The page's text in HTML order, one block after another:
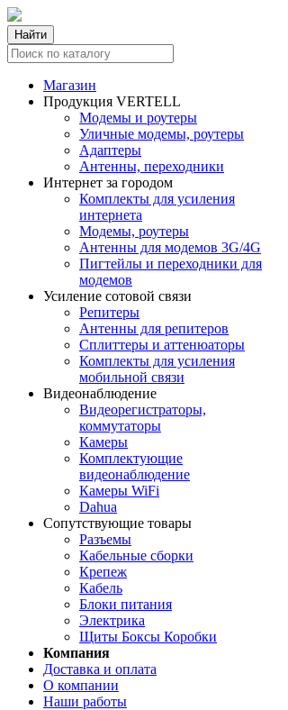
Найти
Магазин
Продукция VERTELL
Модемы и роутеры
Уличные модемы, роутеры
Адаптеры
Антенны, переходники
Интернет за городом
Комплекты для усиления
интернета
Модемы, роутеры
Антенны для модемов 3G/4G
Пигтейлы и переходники для
модемов
Усиление сотовой связи
Репитеры
Антенны для репитеров
Сплиттеры и аттенюаторы
Комплекты для усиления
мобильной связи
Видеонаблюдение
Видеорегистраторы,
коммутаторы
Камеры
Комплектующие
видеонаблюдение
Камеры WiFi
Dahua
Сопутствующие товары
Разъемы
Кабельные сборки
Крепеж
Кабель
Блоки питания
Электрика
Щиты Боксы Коробки
Компания
Доставка и оплата
О компании
Наши работы